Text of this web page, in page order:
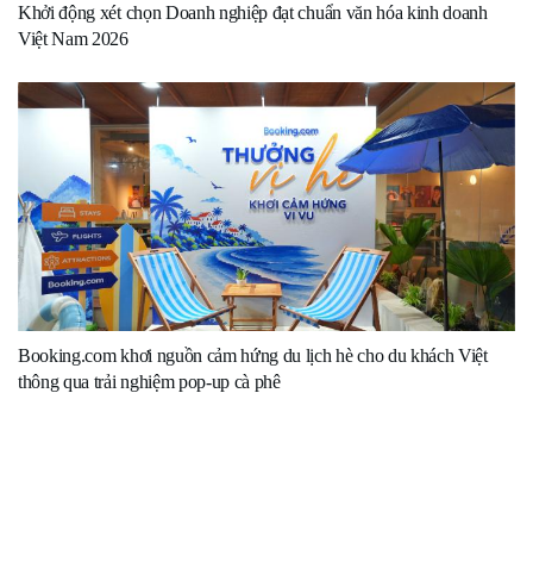
Khởi động xét chọn Doanh nghiệp đạt chuẩn văn hóa kinh doanh
Việt Nam 2026
Booking.com khơi nguồn cảm hứng du lịch hè cho du khách Việt
thông qua trải nghiệm pop-up cà phê